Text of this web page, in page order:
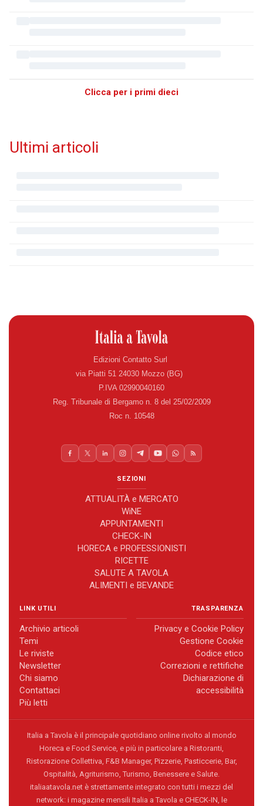
Clicca per i primi dieci
Ultimi articoli
Edizioni Contatto Surl
via Piatti 51 24030 Mozzo (BG)
P.IVA 02990040160
Reg. Tribunale di Bergamo n. 8 del 25/02/2009
Roc n. 10548
SEZIONI
ATTUALITÀ e MERCATO
WiNE
APPUNTAMENTI
CHECK-IN
HORECA e PROFESSIONISTI
RICETTE
SALUTE A TAVOLA
ALIMENTI e BEVANDE
LINK UTILI
Archivio articoli
Temi
Le riviste
Newsletter
Chi siamo
Contattaci
Più letti
TRASPARENZA
Privacy e Cookie Policy
Gestione Cookie
Codice etico
Correzioni e rettifiche
Dichiarazione di
accessibilità
Italia a Tavola è il principale quotidiano online rivolto al mondo
Horeca e Food Service, e più in particolare a Ristoranti,
Ristorazione Collettiva, F&B Manager, Pizzerie, Pasticcerie, Bar,
Ospitalità, Agriturismo, Turismo, Benessere e Salute.
italiaatavola.net è strettamente integrato con tutti i mezzi del
network: i magazine mensili Italia a Tavola e CHECK-IN, le